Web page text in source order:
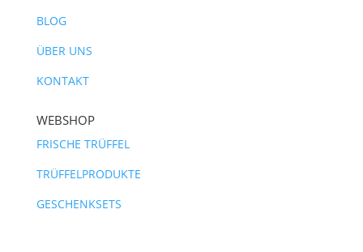
BLOG
ÜBER UNS
KONTAKT
WEBSHOP
FRISCHE TRÜFFEL
TRÜFFELPRODUKTE
GESCHENKSETS